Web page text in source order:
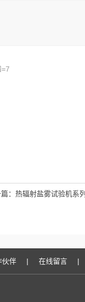
： 热辐射盐雾试验机系列
伙伴 | 在线留言 |